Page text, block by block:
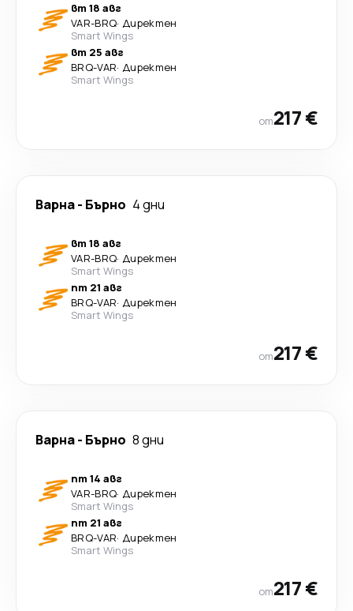
вт 18 авг
VAR-BRQ· Директен
Smart Wings
вт 25 авг
BRQ-VAR· Директен
Smart Wings
от217 €
Варна- Бърно 4 дни
вт 18 авг
VAR-BRQ· Директен
Smart Wings
пт 21 авг
BRQ-VAR· Директен
Smart Wings
от217 €
Варна- Бърно 8 дни
пт 14 авг
VAR-BRQ· Директен
Smart Wings
пт 21 авг
BRQ-VAR· Директен
Smart Wings
от217 €